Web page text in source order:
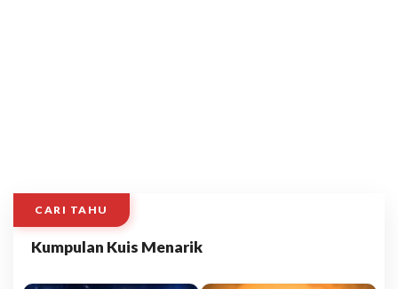
CARI TAHU
Kumpulan Kuis Menarik